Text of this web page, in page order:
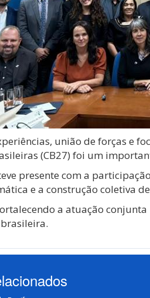
união de forças e
(CB27) foi um
presente com a
e a construção coletiva
a atuação